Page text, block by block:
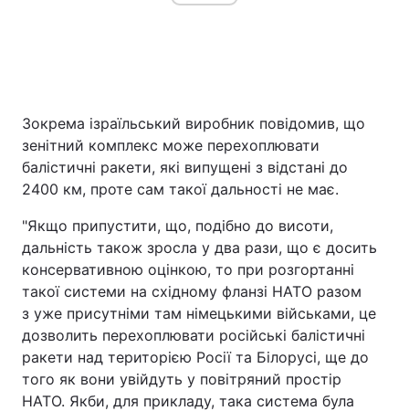
Зокрема ізраїльський виробник повідомив, що
зенітний комплекс може перехоплювати
балістичні ракети, які випущені з відстані до
2400 км, проте сам такої дальності не має.
"Якщо припустити, що, подібно до висоти,
дальність також зросла у два рази, що є досить
консервативною оцінкою, то при розгортанні
такої системи на східному фланзі НАТО разом
з уже присутніми там німецькими військами, це
дозволить перехоплювати російські балістичні
ракети над територією Росії та Білорусі, ще до
того як вони увійдуть у повітряний простір
НАТО. Якби, для прикладу, така система була